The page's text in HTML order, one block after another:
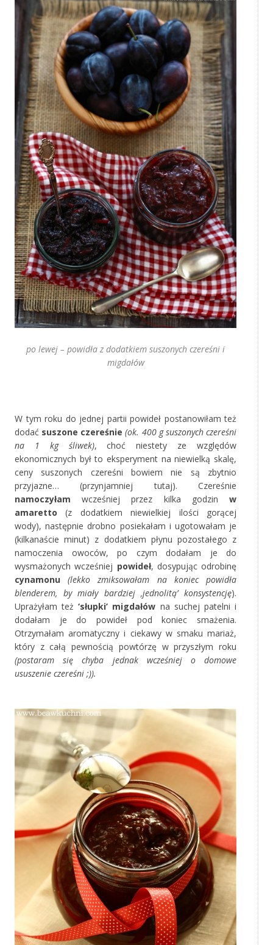
po lewej – powidła z dodatkiem suszonych czereśni i
migdałów
W tym roku do jednej partii powideł postanowiłam też
dodać suszone czereśnie(ok. 400 g suszonych czereśni
na 1 kg śliwek), choć niestety ze względów
ekonomicznych był to eksperyment na niewielką skalę,
ceny suszonych czereśni bowiem nie są zbytnio
przyjazne… (przynjamniej tutaj). Czereśnie
namoczyłam wcześniej przez kilka godzin w
amaretto (z dodatkiem niewielkiej ilości gorącej
wody), następnie drobno posiekałam i ugotowałam je
(kilkanaście minut) z dodatkiem płynu pozostałego z
namoczenia owoców, po czym dodałam je do
wysmażonych wcześniej powideł, dosypując odrobinę
cynamonu
(lekko zmiksowałam na koniec powidła
blenderem, by miały bardziej ‚jednolitą’ konsystencję).
Uprażyłam też‘słupki’ migdałów na suchej patelni i
dodałam je do powideł pod koniec smażenia.
Otrzymałam aromatyczny i ciekawy w smaku mariaż,
który z całą pewnością powtórzę w przyszłym roku
(postaram się chyba jednak wcześniej o domowe
ususzenie czereśni ;)).